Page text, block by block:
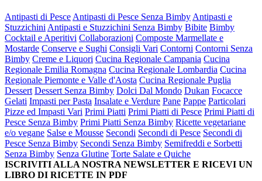
Antipasti di Pesce Antipasti di Pesce Senza Bimby Antipasti e
Stuzzichini Antipasti e Stuzzichini Senza Bimby Bibite Bimby
Cocktail e Aperitivi Collaborazioni Composte Marmellate e
Mostarde Conserve e Sughi Consigli Vari Contorni Contorni Senza
Bimby Creme e Liquori Cucina Regionale Campania Cucina
Regionale Emilia Romagna Cucina Regionale Lombardia Cucina
Regionale Piemonte e Valle d'Aosta Cucina Regionale Puglia
Dessert Dessert Senza Bimby Dolci Dal Mondo Dukan Focacce
Gelati Impasti per Pasta Insalate e Verdure Pane Pappe Particolari
Pizze ed Impasti Vari Primi Piatti Primi Piatti di Pesce Primi Piatti di
Pesce Senza Bimby Primi Piatti Senza Bimby Ricette vegetariane
e/o vegane Salse e Mousse Secondi Secondi di Pesce Secondi di
Pesce Senza Bimby Secondi Senza Bimby Semifreddi e Sorbetti
Senza Bimby Senza Glutine Torte Salate e Quiche
ISCRIVITI ALLA NOSTRA NEWSLETTER E RICEVI UN
LIBRO DI RICETTE IN PDF